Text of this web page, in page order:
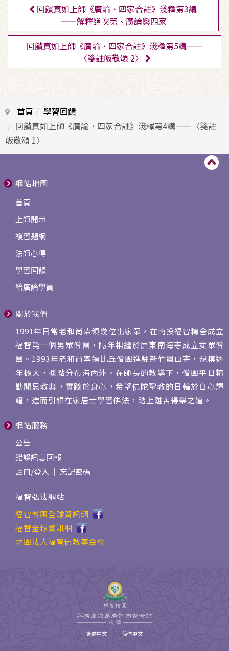
回饋真如上師《廣論．四家合註》淺釋第3講
——解釋道次第、廣論與四家
回饋真如上師《廣論．四家合註》淺釋第5講——
〈箋註皈敬頌 2〉
首頁
學習回饋
回饋真如上師《廣論．四家合註》淺釋第4講——〈箋註
皈敬頌 1〉
網站地圖
首頁
上師開示
複習題綱
法師心得
學習回饋
給廣論學員
關於我們
1991年日常老和尚帶領幾位出家眾，在南投福智精舍成立
福智第一個男眾僧團，隔年相繼於屏東南海寺成立女眾僧
團。1993年老和尚率領比丘僧團進駐新竹鳳山寺，規模逐
年擴大，據點分布海內外。在師長的教導下，僧團平日精
勤聞思教典，實踐於身心，希望佛陀聖教的日輪於自心輝
耀，進而引領在家居士學習佛法，踏上離苦得樂之道。
網站服務
公告
錯誤訊息回報
註冊/登入 ｜ 忘記密碼
福智弘法網站
福智僧團全球資訊網
福智全球資訊網
財團法人福智佛教基金會
繁體中文 | 简体中文